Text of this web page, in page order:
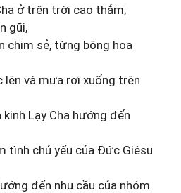
ở trên trời cao thẳm;
gũi,
chim sẻ, từng bông hoa
và mưa rơi xuống trên
Lạy Cha hướng đến
tình chủ yếu của Đức Giêsu
đến nhu cầu của nhóm